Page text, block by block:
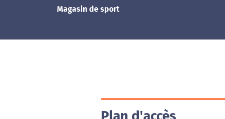
Magasin de sport